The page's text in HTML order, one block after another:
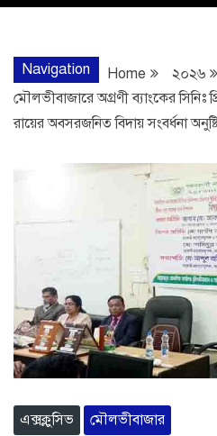
Navigation Home ২০২৬
মৌলভীবাজারে অগ্রণী ব্যাংকের সিনিঃ
রায়ের অবসরজনিত বিদায় সংবর্ধনা
এক্সক্লুসিভ মৌলভীবাজার